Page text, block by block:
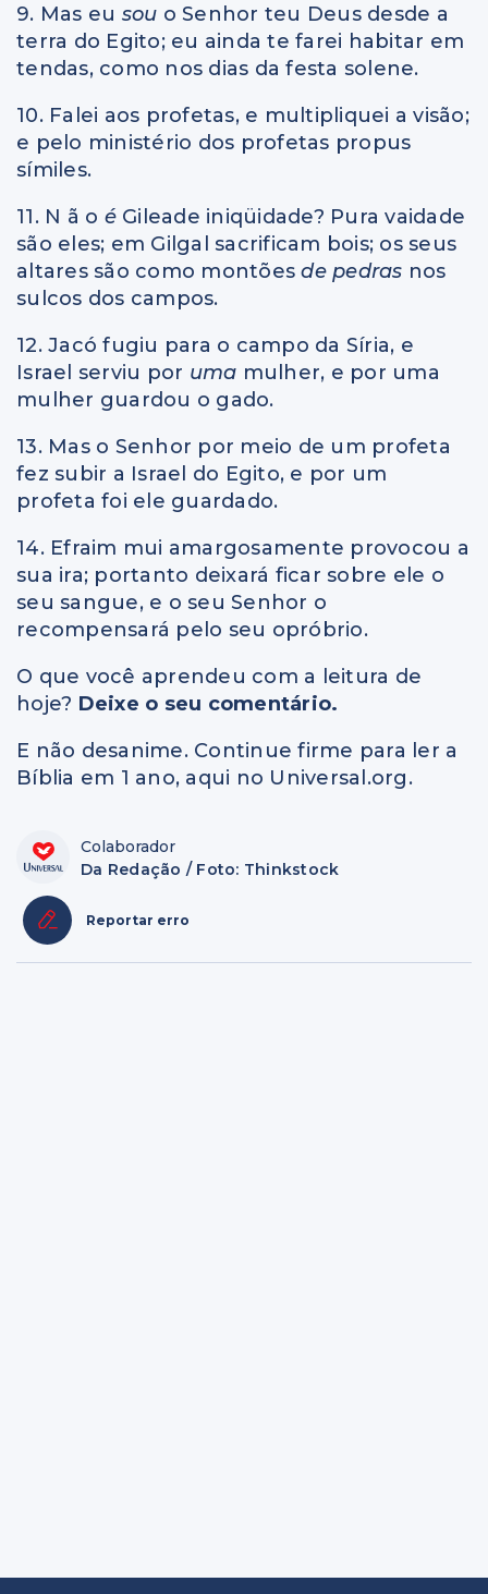
9. Mas eu sou o Senhor teu Deus desde a
terra do Egito; eu ainda te farei habitar em
tendas, como nos dias da festa solene.
10. Falei aos profetas, e multipliquei a visão;
e pelo ministério dos profetas propus
símiles.
11. N ã o é Gileade iniqüidade? Pura vaidade
são eles; em Gilgal sacrificam bois; os seus
altares são como montõesde pedras nos
sulcos dos campos.
12. Jacó fugiu para o campo da Síria, e
Israel serviu por uma mulher, e por uma
mulher guardou o gado.
13. Mas o Senhor por meio de um profeta
fez subir a Israel do Egito, e por um
profeta foi ele guardado.
14. Efraim mui amargosamente provocou a
sua ira; portanto deixará ficar sobre ele o
seu sangue, e o seu Senhor o
recompensará pelo seu opróbrio.
O que você aprendeu com a leitura de
hoje? Deixe o seu comentário.
E não desanime. Continue firme para ler a
Bíblia em 1 ano, aqui no Universal.org.
Colaborador
Da Redação / Foto: Thinkstock
Reportar erro